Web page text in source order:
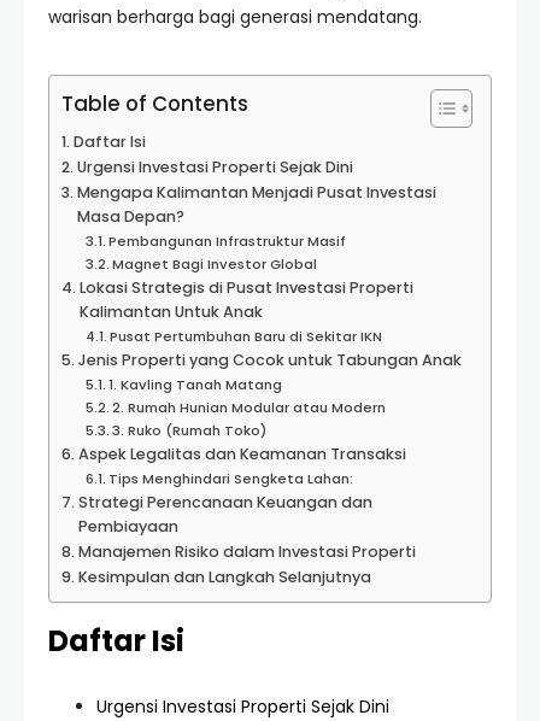
warisan berharga bagi generasi mendatang.
Table of Contents
Daftar Isi
Urgensi Investasi Properti Sejak Dini
Mengapa Kalimantan Menjadi Pusat Investasi
Masa Depan?
Pembangunan Infrastruktur Masif
Magnet Bagi Investor Global
Lokasi Strategis di Pusat Investasi Properti
Kalimantan Untuk Anak
Pusat Pertumbuhan Baru di Sekitar IKN
Jenis Properti yang Cocok untuk Tabungan Anak
1. Kavling Tanah Matang
2. Rumah Hunian Modular atau Modern
3. Ruko (Rumah Toko)
Aspek Legalitas dan Keamanan Transaksi
Tips Menghindari Sengketa Lahan:
Strategi Perencanaan Keuangan dan
Pembiayaan
Manajemen Risiko dalam Investasi Properti
Kesimpulan dan Langkah Selanjutnya
Daftar Isi
Urgensi Investasi Properti Sejak Dini